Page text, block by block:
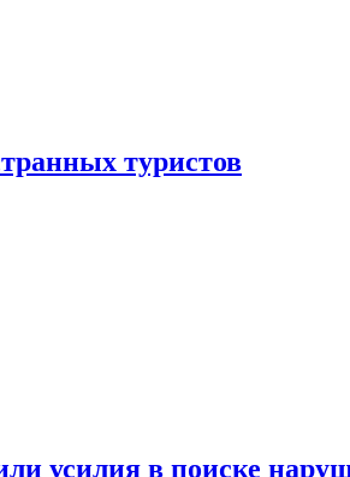
туристов
усилия в поиске